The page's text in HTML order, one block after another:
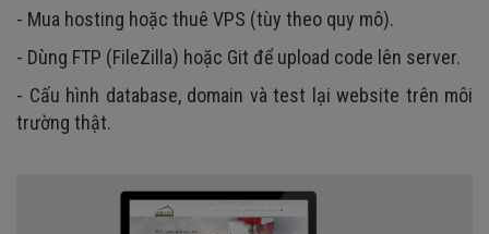
- Mua hosting hoặc thuê VPS (tùy theo quy mô).
- Dùng FTP (FileZilla) hoặc Git để upload code lên server.
- Cấu hình database, domain và test lại website trên môi
trường thật.